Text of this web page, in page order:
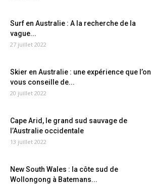
Surf en Australie : A la recherche de la
vague...
27 juillet 2022
Skier en Australie : une expérience que l’on
vous conseille de...
20 juillet 2022
Cape Arid, le grand sud sauvage de
l’Australie occidentale
13 juillet 2022
New South Wales : la côte sud de
Wollongong à Batemans...